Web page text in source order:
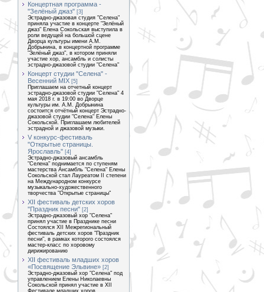
Концертная программа -
"Зелёный джаз" [3]
Эстрадно-джазовая студия "Селена"
приняла участие в концерте "Зелёный
джаз" Елена Сокольская выступила в
роли ведущей на большой сцене
Дворца культуры имени А.М.
Добрынина, в концертной программе
"Зелёный джаз", в котором приняли
участие хор, ансамбль и солисты
эстрадно-джазовой студии "Селена"
Концерт студии "Селена" -
Весенний MIX [5]
Приглашаем на отчетный концерт
эстрадно-джазовой студии "Селена" 4
мая 2018 г. в 19:00 во Дворце
культуры им. А.М. Добрынина
состоится отчётный концерт Эстрадно-
джазовой студии "Селена" Елены
Сокольской. Приглашаем любителей
эстрадной и джазовой музыки.
V конкурс-фестиваль
"Открытые страницы.
Ярославль" [4]
Эстрадно-джазовый ансамбль
"Селена" поднимается по ступеням
мастерства Ансамбль "Селена" Елены
Сокольской стал Лауреатом II степени
на Международном конкурсе
музыкально-художественного
творчества "Открытые страницы"
XII фестиваль детских хоров
"Праздник песни" [2]
Эстрадно-джазовый хор "Селена"
принял участие в Празднике песни
Состоялся XII Межрегиональный
фестиваль детских хоров "Праздник
песни", в рамках которого состоялся
мастер-класс по хоровому
дирижированию
ХII фестиваль младших хоров
«Посвящение Эльвине» [2]
Эстрадно-джазовый хор "Селена" под
управлением Елены Николаевны
Сокольской принял участие в XII
Фестивале младших хоров